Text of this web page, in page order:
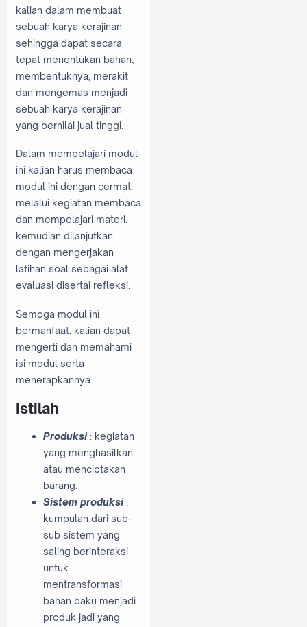
kalian dalam membuat
sebuah karya kerajinan
sehingga dapat secara
tepat menentukan bahan,
membentuknya, merakit
dan mengemas menjadi
sebuah karya kerajinan
yang bernilai jual tinggi.
Dalam mempelajari modul
ini kalian harus membaca
modul ini dengan cermat.
melalui kegiatan membaca
dan mempelajari materi,
kemudian dilanjutkan
dengan mengerjakan
latihan soal sebagai alat
evaluasi disertai refleksi.
Semoga modul ini
bermanfaat, kalian dapat
mengerti dan memahami
isi modul serta
menerapkannya.
Istilah
Produksi: kegiatan
yang menghasilkan
atau menciptakan
barang.
Sistem produksi:
kumpulan dari sub-
sub sistem yang
saling berinteraksi
untuk
mentransformasi
bahan baku menjadi
produk jadi yang